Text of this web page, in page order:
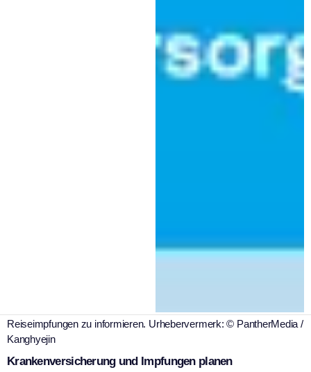
erholsamen Urlaub
AOK Bayern - Direktion Kaufbeuren-Ostallgäu|
Reiseimpfungen zu informieren. Urhebervermerk: © PantherMedia /
Kanghyejin
Krankenversicherung und Impfungen planen